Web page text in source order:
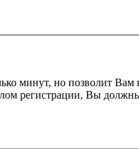
минут, но позволит
регистрации, Вы